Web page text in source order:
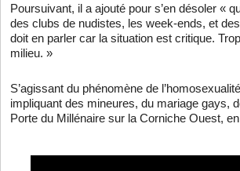
Poursuivant, il a ajouté pour s’en désoler «
des clubs de nudistes, les week-ends, et
doit en parler car la situation est critique.
milieu. »
S’agissant du phénomène de
impliquant des mineures, du mariage gays,
Porte du Millénaire sur la Corniche Ouest,